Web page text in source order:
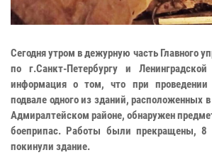
Сегодня утром в дежурную часть Главного
по г.Санкт-Петербургу и
информация о том, что при
подвале одного из зданий, расположенных
Адмиралтейском районе, обнаружен
боеприпас. Работы были прекращены, 8
покинули здание.